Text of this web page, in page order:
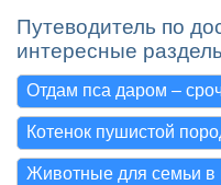
Путеводитель по
интересные
Отдам пса даром –
Котенок пушистой
Животные для семьи в